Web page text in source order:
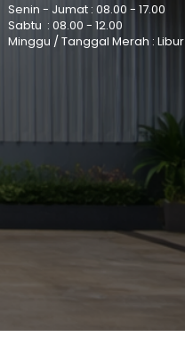
Senin - Jumat : 08.00 - 17.00
Sabtu : 08.00 - 12.00
Minggu / Tanggal Merah : Libur